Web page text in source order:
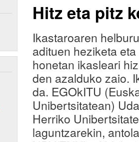
Hitz eta pitz
Ikastaroaren
adituen heziketa
honetan ikasleari
den azalduko zaio.
da. EGOkITU
Unibertsitatean)
Herriko
laguntzarekin,